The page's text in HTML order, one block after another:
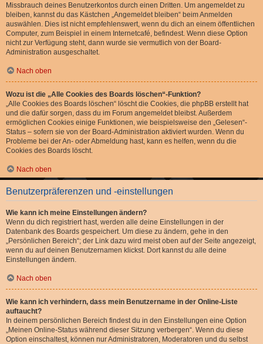
Missbrauch deines Benutzerkontos durch einen Dritten. Um angemeldet zu
bleiben, kannst du das Kästchen „Angemeldet bleiben“ beim Anmelden
auswählen. Dies ist nicht empfehlenswert, wenn du dich an einem öffentlichen
Computer, zum Beispiel in einem Internetcafé, befindest. Wenn diese Option
nicht zur Verfügung steht, dann wurde sie vermutlich von der Board-
Administration ausgeschaltet.
Nach oben
Wozu ist die „Alle Cookies des Boards löschen“-Funktion?
„Alle Cookies des Boards löschen“ löscht die Cookies, die phpBB erstellt hat
und die dafür sorgen, dass du im Forum angemeldet bleibst. Außerdem
ermöglichen Cookies einige Funktionen, wie beispielsweise den „Gelesen“-
Status – sofern sie von der Board-Administration aktiviert wurden. Wenn du
Probleme bei der An- oder Abmeldung hast, kann es helfen, wenn du die
Cookies des Boards löscht.
Nach oben
Benutzerpräferenzen und -einstellungen
Wie kann ich meine Einstellungen ändern?
Wenn du dich registriert hast, werden alle deine Einstellungen in der
Datenbank des Boards gespeichert. Um diese zu ändern, gehe in den
„Persönlichen Bereich“; der Link dazu wird meist oben auf der Seite angezeigt,
wenn du auf deinen Benutzernamen klickst. Dort kannst du alle deine
Einstellungen ändern.
Nach oben
Wie kann ich verhindern, dass mein Benutzername in der Online-Liste
auftaucht?
In deinem persönlichen Bereich findest du in den Einstellungen eine Option
„Meinen Online-Status während dieser Sitzung verbergen“. Wenn du diese
Option einschaltest, können nur Administratoren, Moderatoren und du selbst